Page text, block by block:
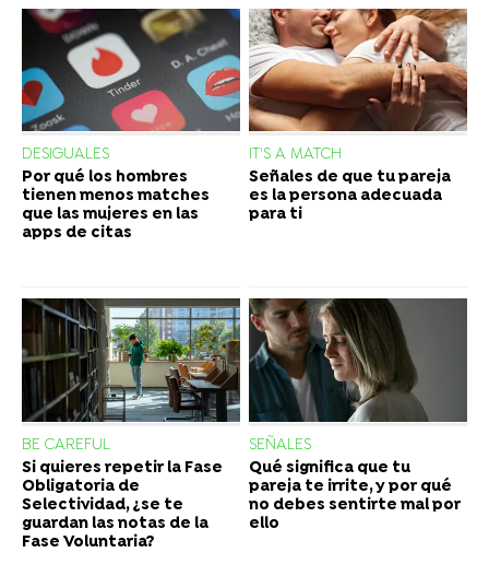
DESIGUALES
Por qué los hombres
tienen menos matches
que las mujeres en las
apps de citas
IT'S A MATCH
Señales de que tu pareja
es la persona adecuada
para ti
BE CAREFUL
Si quieres repetir la Fase
Obligatoria de
Selectividad, ¿se te
guardan las notas de la
Fase Voluntaria?
SEÑALES
Qué significa que tu
pareja te irrite, y por qué
no debes sentirte mal por
ello